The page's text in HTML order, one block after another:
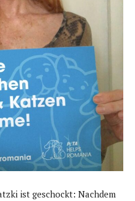
ist geschockt: Nachdem